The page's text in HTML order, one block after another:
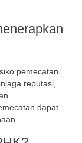
pemecatan
reputasi,
dapat